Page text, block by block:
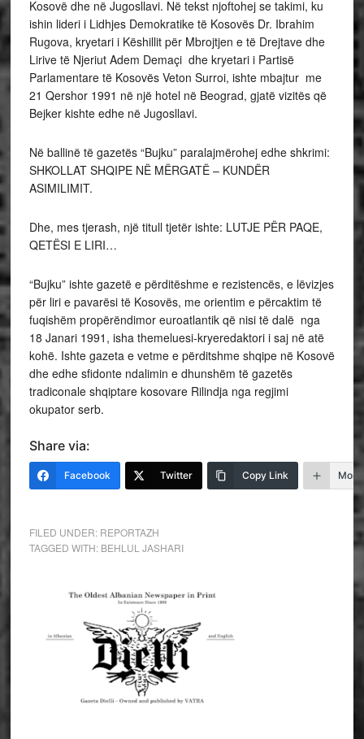
Kosovë dhe në Jugosllavi. Në tekst njoftohej se takimi, ku
ishin lideri i Lidhjes Demokratike të Kosovës Dr. Ibrahim
Rugova, kryetari i Këshillit për Mbrojtjen e të Drejtave dhe
Lirive të Njeriut Adem Demaçi dhe kryetari i Partisë
Parlamentare të Kosovës Veton Surroi, ishte mbajtur me
21 Qershor 1991 në një hotel në Beograd, gjatë vizitës që
Bejker kishte edhe në Jugosllavi.
Në ballinë të gazetës “Bujku” paralajmërohej edhe shkrimi:
SHKOLLAT SHQIPE NË MËRGATË – KUNDËR
ASIMILIMIT.
Dhe, mes tjerash, një titull tjetër ishte: LUTJE PËR PAQE,
QETËSI E LIRI…
“Bujku” ishte gazetë e përditëshme e rezistencës, e lëvizjes
për liri e pavarësi të Kosovës, me orientim e përcaktim të
fuqishëm propërëndimor euroatlantik që nisi të dalë nga
18 Janari 1991, isha themeluesi-kryeredaktori i saj në atë
kohë. Ishte gazeta e vetme e përditshme shqipe në Kosovë
dhe edhe sfidonte ndalimin e dhunshëm të gazetës
tradiconale shqiptare kosovare Rilindja nga regjimi
okupator serb.
Share via:
Facebook Twitter Copy Link More
FILED UNDER: REPORTAZH
TAGGED WITH: BEHLUL JASHARI